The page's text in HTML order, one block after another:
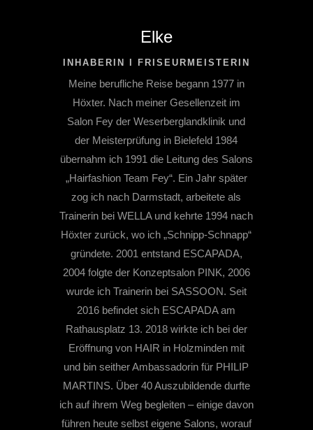
Elke
INHABERIN I FRISEURMEISTERIN
Meine berufliche Reise begann 1977 in
Höxter. Nach meiner Gesellenzeit im
Salon Fey der Weserberglandklinik und
der Meisterprüfung in Bielefeld 1984
übernahm ich 1991 die Leitung des Salons
„Hairfashion Team Fey“. Ein Jahr später
zog ich nach Darmstadt, arbeitete als
Trainerin bei WELLA und kehrte 1994 nach
Höxter zurück, wo ich „Schnipp-Schnapp“
gründete. 2001 entstand ESCAPADA,
2004 folgte der Konzeptsalon PINK, 2006
wurde ich Trainerin bei SASSOON. Seit
2016 befindet sich ESCAPADA am
Rathausplatz 13. 2018 wirkte ich bei der
Eröffnung von HAIR in Holzminden mit
und bin seither Ambassadorin für PHILIP
MARTINS. Über 40 Auszubildende durfte
ich auf ihrem Weg begleiten – einige davon
führen heute selbst eigene Salons, worauf